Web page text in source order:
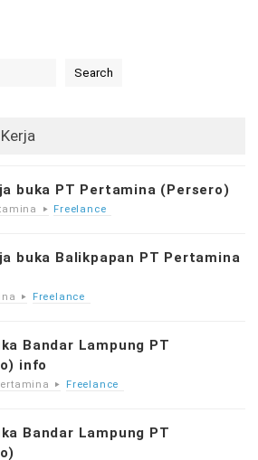
Search
buka PT Pertamina (Persero)
Freelance
buka Balikpapan PT Pertamina
Freelance
Bandar Lampung PT
info
Freelance
Bandar Lampung PT